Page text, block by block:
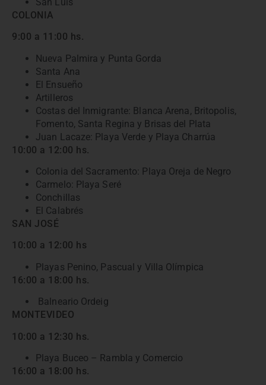
COLONIA
9:00 a 11:00 hs.
Nueva Palmira y Punta Gorda
Santa Ana
El Ensueño
Artilleros
Costas del Inmigrante: Blanca Arena, Britopolis,
Fomento, Santa Regina y Brisas del Plata
Juan Lacaze: Playa Verde y Playa Charrúa
10:00 a 12:00 hs.
Colonia del Sacramento: Playa Oreja de Negro
Carmelo: Playa Seré
Conchillas
El Calabrés
SAN JOSÉ
10:00 a 12:00 hs
Playas Penino, Pascual y Villa Olímpica
16:00 a 18:00 hs.
Balneario Ordeig
MONTEVIDEO
10:00 a 12:30 hs.
Playa Buceo – Rambla y Comercio
16:00 a 18:00 hs.